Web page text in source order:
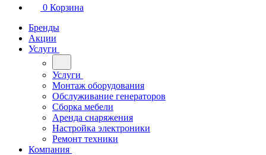
0 Корзина
Бренды
Акции
Услуги
Услуги
Монтаж оборудования
Обслуживание генераторов
Сборка мебели
Аренда снаряжения
Настройка электроники
Ремонт техники
Компания